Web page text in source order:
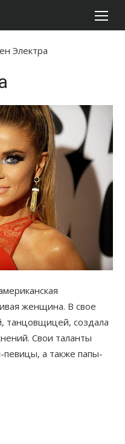
Электра
женщина. В свое
танцовщицей, создала
Свои таланты
певицы, а также папы-